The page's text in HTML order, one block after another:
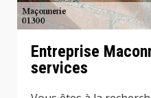
Entreprise
services